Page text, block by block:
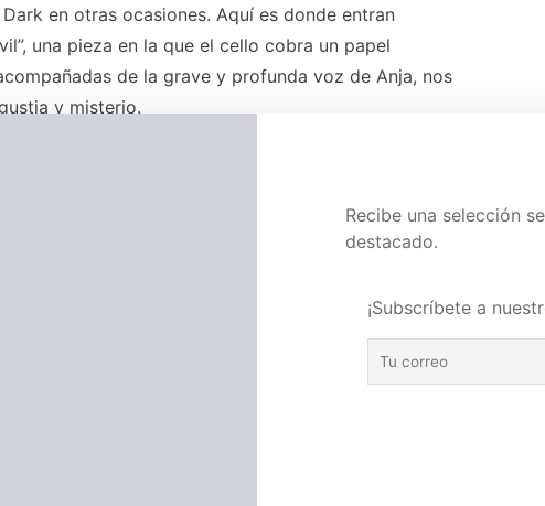
en otras ocasiones. Aquí es donde entran
una pieza en la que el cello cobra un papel
de la grave y profunda voz de Anja, nos
y misterio.
dos canciones excelentes que no solamente
ochentero dentro de la serie, sino que también
Irgendwo, Irgendwann”, de Nena. La canción de
en el contexto de la serie: la desesperación, la
el ambiente hostil y desconocido en el que ahora nos
Visita nuestra página
las formas en que
Recibe una selección
destacado.
¡Subscríbete a